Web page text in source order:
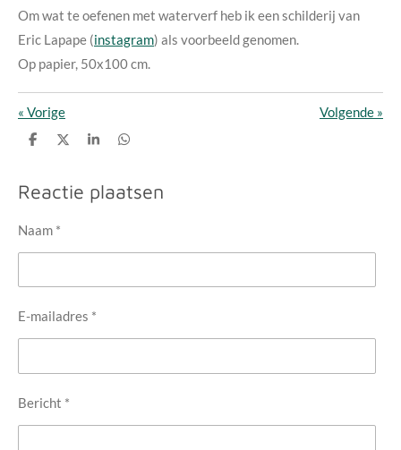
Om wat te oefenen met waterverf heb ik een schilderij van
Eric Lapape (instagram) als voorbeeld genomen.
Op papier, 50x100 cm.
« Vorige Volgende »
D
n
D
l
S
e
D
e
n
Reactie plaatsen
Naam *
E-mailadres *
Bericht *